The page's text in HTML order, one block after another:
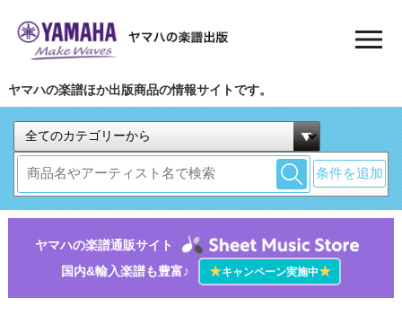
ヤマハの楽譜ほか出版商品の情報サイトです。
条件を追加
ヤマハの楽譜通販サイト
国内&輸入楽譜も豊富♪
★キャンペーン実施中★